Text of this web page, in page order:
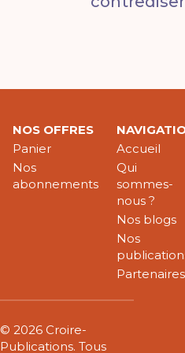
NOS OFFRES
Panier
Nos
abonnements
Accueil
Qui
sommes-
nous ?
Nos blogs
Nos
Partenaires
© 2026 Croire-
Publications. Tous